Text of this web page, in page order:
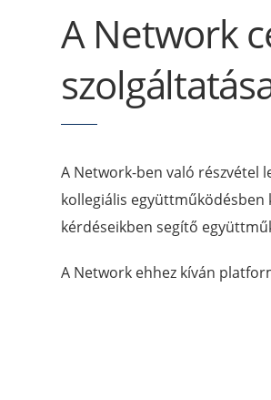
A Network
A Network-ben való részvétel
kollegiális
kérdéseikben segítő
A Network ehhez kíván